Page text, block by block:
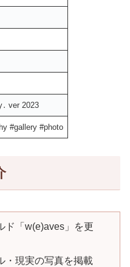
ver 2023
#gallery #photo
ド「w(e)aves」を更
・現実の写真を掲載